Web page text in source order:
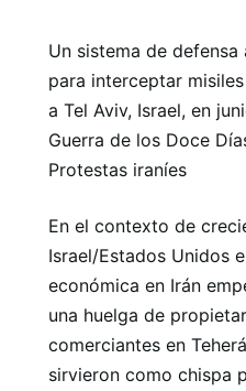
Un sistema de defensa
para interceptar
a Tel Aviv, Israel, en
Guerra de los Doce
Protestas iraníes
En el contexto de
Israel/Estados Unidos
económica en Irán
una huelga de
comerciantes en
sirvieron como chispa